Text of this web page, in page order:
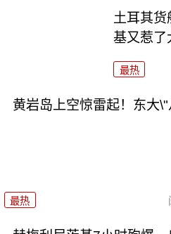
土耳其货
基又惹了
最热
黄岩岛上空惊雷起！东大
最热